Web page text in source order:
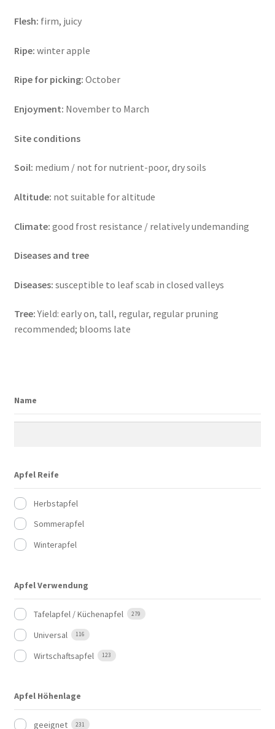
Flesh: firm, juicy
Ripe: winter apple
Ripe for picking: October
Enjoyment: November to March
Site conditions
Soil: medium / not for nutrient-poor, dry soils
Altitude: not suitable for altitude
Climate: good frost resistance / relatively undemanding
Diseases and tree
Diseases: susceptible to leaf scab in closed valleys
Tree:Yield: early on, tall, regular, regular pruning
recommended; blooms late
Name
Apfel Reife
Herbstapfel
Sommerapfel
Winterapfel
Apfel Verwendung
Tafelapfel / Küchenapfel 279
Universal 116
Wirtschaftsapfel 123
Apfel Höhenlage
geeignet 231